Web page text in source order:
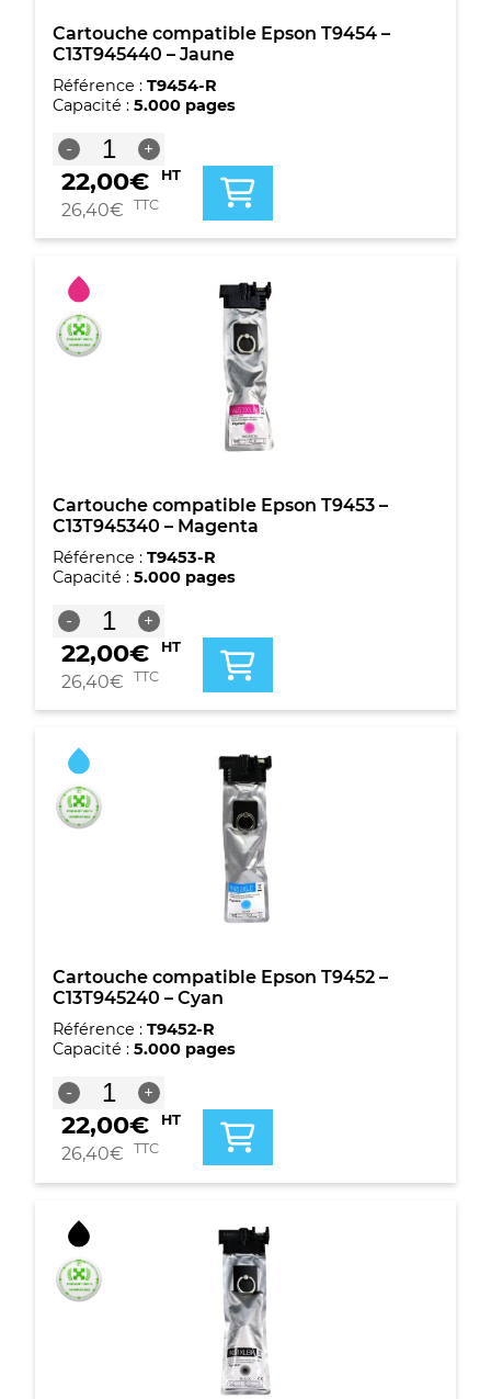
Cartouche compatible Epson T9454 –
C13T945440 – Jaune
Référence : T9454-R
Capacité : 5.000 pages
-
quantité
de
Cartouche
compatible
Epson
T9454
C13T945440
-
Jaune
+
22,00€ HT
26,40€ TTC
Cartouche compatible Epson T9453 –
C13T945340 – Magenta
Référence : T9453-R
Capacité : 5.000 pages
-
quantité
de
Cartouche
compatible
Epson
T9453
C13T945340
-
Magenta
+
22,00€ HT
26,40€ TTC
Cartouche compatible Epson T9452 –
C13T945240 – Cyan
Référence : T9452-R
Capacité : 5.000 pages
-
quantité
de
Cartouche
compatible
T9452
C13T945240
-
Cyan
+
22,00€ HT
26,40€ TTC